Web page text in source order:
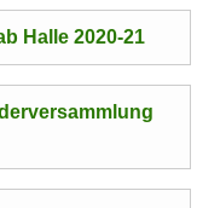
Halle 2020-21